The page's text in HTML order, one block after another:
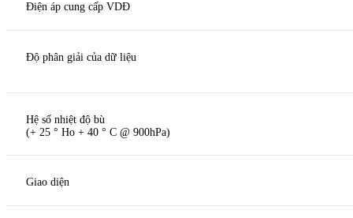
Điện áp cung cấp VDĐ
Độ phân giải của dữ liệu
Hệ số nhiệt độ bù
(+ 25 ° Ho + 40 ° C @ 900hPa)
Giao diện